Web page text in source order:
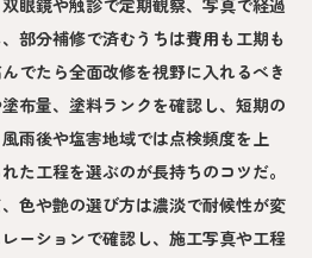
眼鏡や触診で定期観察、写真で経過
部分補修で済むうちは費用も工期も
でたら全面改修を視野に入れるべき
布量、塗料ランクを確認し、短期の
雨後や塩害地域では点検頻度を上
た工程を選ぶのが長持ちのコツだ。
色や艶の選び方は濃淡で耐候性が変
ーションで確認し、施工写真や工程